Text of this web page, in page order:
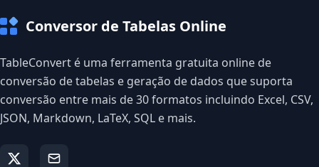
Conversor de Tabelas Online
TableConvert é uma ferramenta gratuita online de
conversão de tabelas e geração de dados que suporta
conversão entre mais de 30 formatos incluindo Excel, CSV,
JSON, Markdown, LaTeX, SQL e mais.